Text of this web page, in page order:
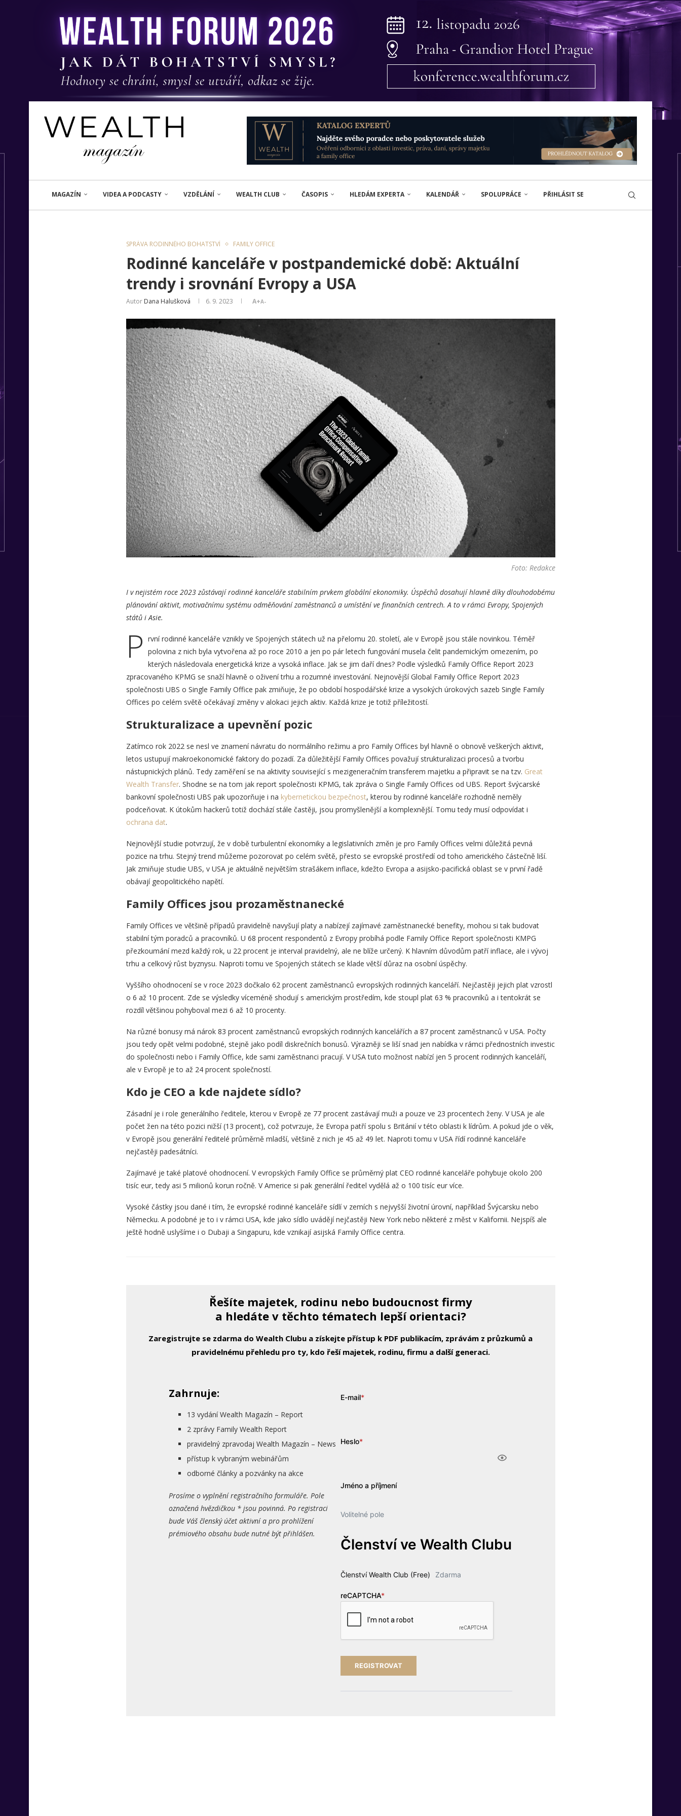
MAGAZÍN VIDEA A PODCASTY VZDĚLÁNÍ WEALTH CLUB ČASOPIS HLEDÁM EXPERTA KALENDÁŘ SPOLUPRÁCE PŘIHLÁSIT SE
SPRÁVA RODINNÉHO BOHATSTVÍ FAMILY OFFICE
Rodinné kanceláře v postpandemické době: Aktuální
trendy i srovnání Evropy a USA
Autor Dana Halušková 6. 9. 2023 A+A-
Foto: Redakce
I v nejistém roce 2023 zůstávají rodinné kanceláře stabilním prvkem globální ekonomiky. Úspěchů dosahují hlavně díky dlouhodobému
plánování aktivit, motivačnímu systému odměňování zaměstnanců a umístění ve finančních centrech. A to v rámci Evropy, Spojených
států i Asie.
P rvní rodinné kanceláře vznikly ve Spojených státech už na přelomu 20. století, ale v Evropě jsou stále novinkou. Téměř
polovina z nich byla vytvořena až po roce 2010 a jen po pár letech fungování musela čelit pandemickým omezením, po
kterých následovala energetická krize a vysoká inflace. Jak se jim daří dnes? Podle výsledků Family Office Report 2023
zpracovaného KPMG se snaží hlavně o oživení trhu a rozumné investování. Nejnovější Global Family Office Report 2023
společnosti UBS o Single Family Office pak zmiňuje, že po období hospodářské krize a vysokých úrokových sazeb Single Family
Offices po celém světě očekávají změny v alokaci jejich aktiv. Každá krize je totiž příležitostí.
Strukturalizace a upevnění pozic
Zatímco rok 2022 se nesl ve znamení návratu do normálního režimu a pro Family Offices byl hlavně o obnově veškerých aktivit,
letos ustupují makroekonomické faktory do pozadí. Za důležitější Family Offices považují strukturalizaci procesů a tvorbu
nástupnických plánů. Tedy zaměření se na aktivity související s mezigeneračním transferem majetku a připravit se na tzv. Great
Wealth Transfer. Shodne se na tom jak report společnosti KPMG, tak zpráva o Single Family Offices od UBS. Report švýcarské
bankovní společnosti UBS pak upozorňuje i na kybernetickou bezpečnost, kterou by rodinné kanceláře rozhodně neměly
podceňovat. K útokům hackerů totiž dochází stále častěji, jsou promyšlenější a komplexnější. Tomu tedy musí odpovídat i
ochrana dat.
Nejnovější studie potvrzují, že v době turbulentní ekonomiky a legislativních změn je pro Family Offices velmi důležitá pevná
pozice na trhu. Stejný trend můžeme pozorovat po celém světě, přesto se evropské prostředí od toho amerického částečně liší.
Jak zmiňuje studie UBS, v USA je aktuálně největším strašákem inflace, kdežto Evropa a asijsko-pacifická oblast se v první řadě
obávají geopolitického napětí.
Family Offices jsou prozaměstnanecké
Family Offices ve většině případů pravidelně navyšují platy a nabízejí zajímavé zaměstnanecké benefity, mohou si tak budovat
stabilní tým poradců a pracovníků. U 68 procent respondentů z Evropy probíhá podle Family Office Report společnosti KMPG
přezkoumání mezd každý rok, u 22 procent je interval pravidelný, ale ne blíže určený. K hlavním důvodům patří inflace, ale i vývoj
trhu a celkový růst byznysu. Naproti tomu ve Spojených státech se klade větší důraz na osobní úspěchy.
Vyššího ohodnocení se v roce 2023 dočkalo 62 procent zaměstnanců evropských rodinných kanceláří. Nejčastěji jejich plat vzrostl
o 6 až 10 procent. Zde se výsledky víceméně shodují s americkým prostředím, kde stoupl plat 63 % pracovníků a i tentokrát se
rozdíl většinou pohyboval mezi 6 až 10 procenty.
Na různé bonusy má nárok 83 procent zaměstnanců evropských rodinných kancelářích a 87 procent zaměstnanců v USA. Počty
jsou tedy opět velmi podobné, stejně jako podíl diskrečních bonusů. Výrazněji se liší snad jen nabídka v rámci přednostních investic
do společnosti nebo i Family Office, kde sami zaměstnanci pracují. V USA tuto možnost nabízí jen 5 procent rodinných kanceláří,
ale v Evropě je to až 24 procent společností.
Kdo je CEO a kde najdete sídlo?
Zásadní je i role generálního ředitele, kterou v Evropě ze 77 procent zastávají muži a pouze ve 23 procentech ženy. V USA je ale
počet žen na této pozici nižší (13 procent), což potvrzuje, že Evropa patří spolu s Británií v této oblasti k lídrům. A pokud jde o věk,
v Evropě jsou generální ředitelé průměrně mladší, většině z nich je 45 až 49 let. Naproti tomu v USA řídí rodinné kanceláře
nejčastěji padesátníci.
Zajímavé je také platové ohodnocení. V evropských Family Office se průměrný plat CEO rodinné kanceláře pohybuje okolo 200
tisíc eur, tedy asi 5 milionů korun ročně. V Americe si pak generální ředitel vydělá až o 100 tisíc eur více.
Vysoké částky jsou dané i tím, že evropské rodinné kanceláře sídlí v zemích s nejvyšší životní úrovní, například Švýcarsku nebo
Německu. A podobné je to i v rámci USA, kde jako sídlo uvádějí nejčastěji New York nebo některé z měst v Kalifornii. Nejspíš ale
ještě hodně uslyšíme i o Dubaji a Singapuru, kde vznikají asijská Family Office centra.
Řešíte majetek, rodinu nebo budoucnost firmy
a hledáte v těchto tématech lepší orientaci?
Zaregistrujte se zdarma do Wealth Clubu a získejte přístup k PDF publikacím, zprávám z průzkumů a
pravidelnému přehledu pro ty, kdo řeší majetek, rodinu, firmu a další generaci.
Zahrnuje:
13 vydání Wealth Magazín – Report
2 zprávy Family Wealth Report
pravidelný zpravodaj Wealth Magazín – News
přístup k vybraným webinářům
odborné články a pozvánky na akce
Prosíme o vyplnění registračního formuláře. Pole
označená hvězdičkou * jsou povinná. Po registraci
bude Váš členský účet aktivní a pro prohlížení
prémiového obsahu bude nutné být přihlášen.
E-mail*
Heslo*
Jméno a příjmení
Volitelné pole
Členství ve Wealth Clubu
Členství Wealth Club (Free) Zdarma
reCAPTCHA*